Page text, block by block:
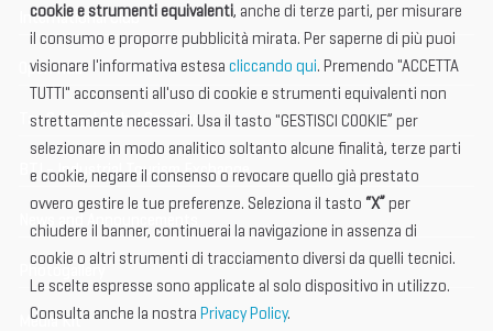
International Club
Open Hub
Tax & Legal Global Services
BTI - Industrial Tourism Exchange
News and Announcements
Photogallery
Media Kit
cookie e strumenti equivalenti, anche di terze parti, per misurare
il consumo e proporre pubblicità mirata. Per saperne di più puoi
visionare l'informativa estesa cliccando qui. Premendo "ACCETTA
TUTTI" acconsenti all'uso di cookie e strumenti equivalenti non
strettamente necessari. Usa il tasto "GESTISCI COOKIE” per
selezionare in modo analitico soltanto alcune finalità, terze parti
e cookie, negare il consenso o revocare quello già prestato
ovvero gestire le tue preferenze. Seleziona il tasto “X” per
chiudere il banner, continuerai la navigazione in assenza di
cookie o altri strumenti di tracciamento diversi da quelli tecnici.
Le scelte espresse sono applicate al solo dispositivo in utilizzo.
Consulta anche la nostra Privacy Policy.